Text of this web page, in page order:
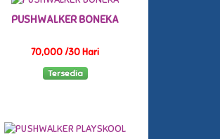
PUSHWALKER BONEKA
70,000 /30 Hari
Tersedia